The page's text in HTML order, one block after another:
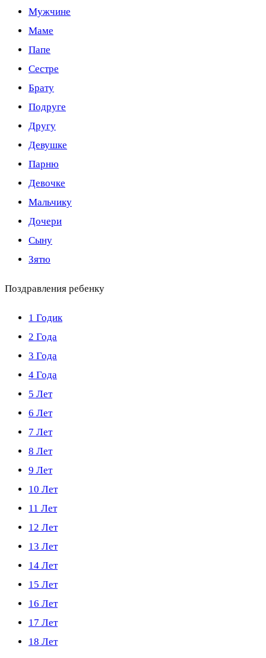
Мужчине
Маме
Папе
Сестре
Брату
Подруге
Другу
Девушке
Парню
Девочке
Мальчику
Дочери
Сыну
Зятю
Поздравления ребенку
1 Годик
2 Года
3 Года
4 Года
5 Лет
6 Лет
7 Лет
8 Лет
9 Лет
10 Лет
11 Лет
12 Лет
13 Лет
14 Лет
15 Лет
16 Лет
17 Лет
18 Лет